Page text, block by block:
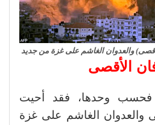
والعدوان الغاشم على غزة من جديد
الأقصى
فحسب وحدها، فقد أحيت
والعدوان الغاشم على غزة